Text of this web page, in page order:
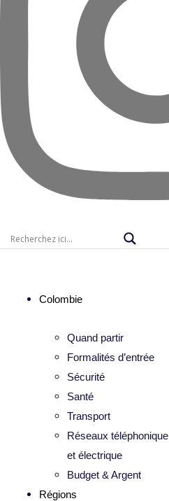
Colombie
Quand partir
Formalités d’entrée
Sécurité
Santé
Transport
Réseaux téléphonique
et électrique
Budget & Argent
Régions